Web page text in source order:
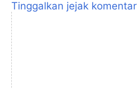
Tinggalkan jejak